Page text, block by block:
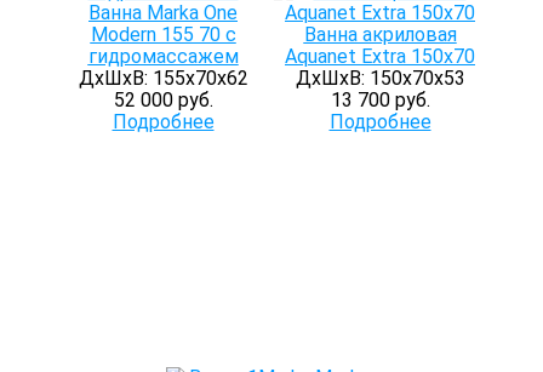
Ванна Marka One
Modern 155 70 с
гидромассажем
ДхШхВ: 155х70х62
52 000 руб.
Подробнее
Ванна акриловая
Aquanet Extra 150x70
ДхШхВ: 150х70х53
13 700 руб.
Подробнее